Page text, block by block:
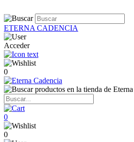
ETERNA CADENCIA
Acceder
0
0
0